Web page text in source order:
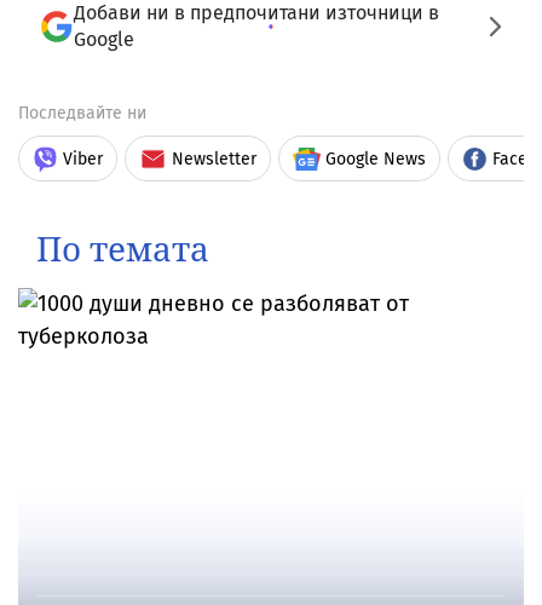
Добави ни в предпочитани източници в
Google
Последвайте ни
Viber Newsletter Google News
По темата